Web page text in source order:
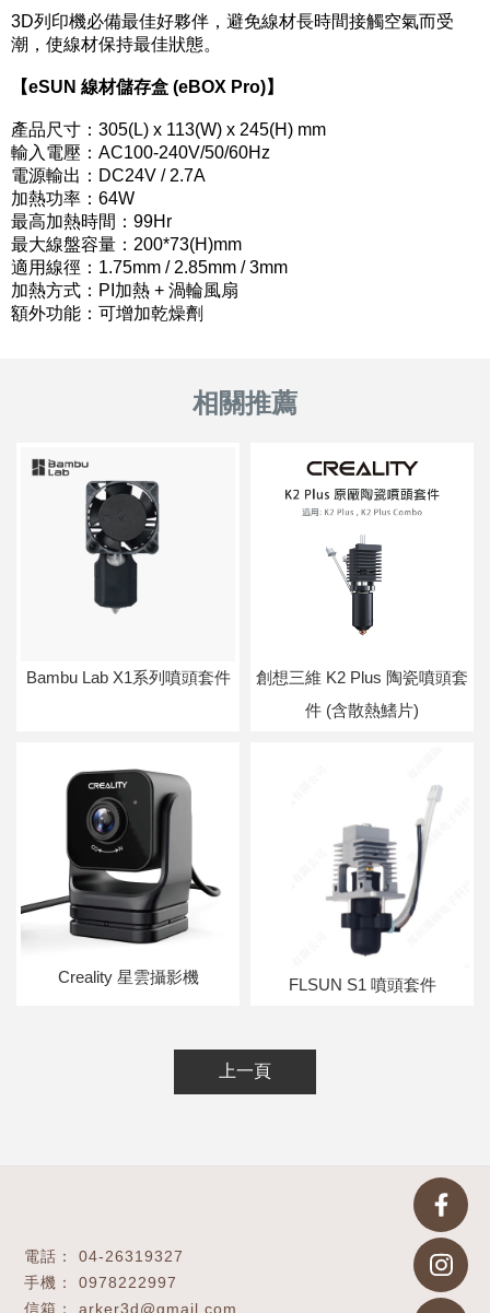
3D列印機必備最佳好夥伴，避免線材長時間接觸空氣而受
潮，使線材保持最佳狀態。
【eSUN 線材儲存盒 (eBOX Pro)】
產品尺寸：305(L) x 113(W) x 245(H) mm
輸入電壓：AC100-240V/50/60Hz
電源輸出：DC24V / 2.7A
加熱功率：64W
最高加熱時間：99Hr
最大線盤容量：200*73(H)mm
適用線徑：1.75mm / 2.85mm / 3mm
加熱方式：PI加熱 + 渦輪風扇
額外功能：可增加乾燥劑
Bambu Lab X1系列噴頭套件
創想三維 K2 Plus 陶瓷噴頭套
件 (含散熱鰭片)
Creality 星雲攝影機 FLSUN S1 噴頭套件
上一頁
04-26319327
0978222997
arker3d@gmail.com